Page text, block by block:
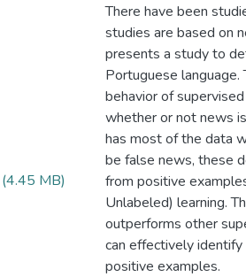
(4.45 MB)
There have been
studies are based on
presents a study to
Portuguese
behavior of
whether or not news
has most of the data
be false news, these
from positive
Unlabeled) learning.
outperforms other
can effectively
positive examples.